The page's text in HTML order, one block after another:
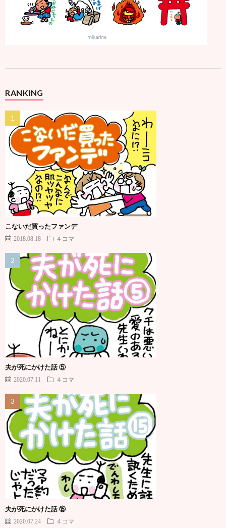
RANKING
こないだ買ったファンデ
2018.08.18 ４コマ
夫が死にかけた話 ⑤
2020.07.11 ４コマ
夫が死にかけた話 ⑮
2020.07.24 ４コマ